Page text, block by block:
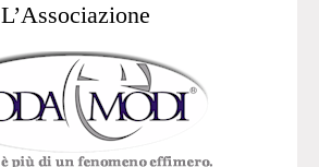
L’Associazione